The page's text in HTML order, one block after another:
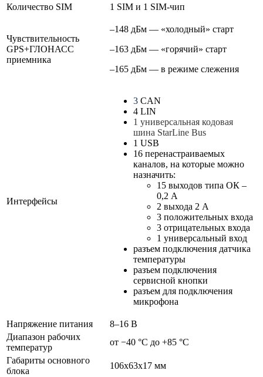
Количество SIM
1 SIM и 1 SIM-чип
Чувствительность
GPS+ГЛОНАСС
приемника
–148 дБм — «холодный» старт
–163 дБм — «горячий» старт
–165 дБм — в режиме слежения
Интерфейсы
3 CAN
4 LIN
1 универсальная кодовая
шина StarLine Bus
1 USB
16 перенастраиваемых
каналов, на которые можно
назначить:
15 выходов типа ОК –
0,2 А
2 выхода 2 А
3 положительных входа
3 отрицательных входа
1 универсальный вход
разъем подключения датчика
температуры
разъем подключения
сервисной кнопки
разъем для подключения
микрофона
Напряжение питания 8–16 В
Диапазон рабочих
температур
от −40 °С до +85 °С
Габариты основного
блока
106х63х17 мм